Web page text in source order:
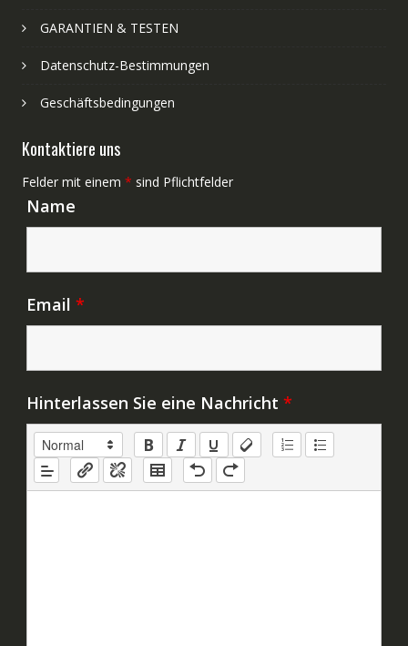
GARANTIEN & TESTEN
Datenschutz-Bestimmungen
Geschäftsbedingungen
Kontaktiere uns
Felder mit einem * sind Pflichtfelder
Name
Email *
Hinterlassen Sie eine Nachricht *